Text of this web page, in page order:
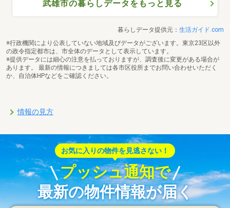
武雄市の暮らしデータをもっと見る
暮らしデータ提供元： 生活ガイド.com
※行政機関により公表していない地域及びデータがございます。東京23区以外
の政令指定都市は、市全体のデータとして表示しています。
※提供データには細心の注意を払っておりますが、調査後に変更がある場合が
あります。 最新の情報につきましては各市区役所までお問い合わせいただく
か、自治体HPなどをご確認ください。
情報の見方
お気に入りの物件を見逃さない！
プッシュ通知で
最新の物件情報が届く